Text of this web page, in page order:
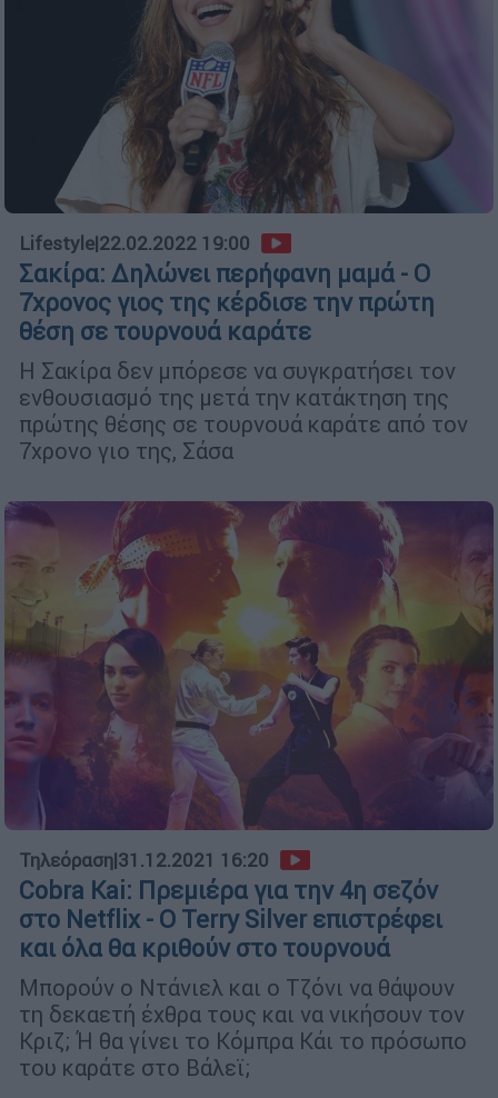
Lifestyle|22.02.2022 19:00
Σακίρα: Δηλώνει περήφανη μαμά - Ο
7χρονος γιος της κέρδισε την πρώτη
θέση σε τουρνουά καράτε
Η Σακίρα δεν μπόρεσε να συγκρατήσει τον
ενθουσιασμό της μετά την κατάκτηση της
πρώτης θέσης σε τουρνουά καράτε από τον
7χρονο γιο της, Σάσα
Τηλεόραση|31.12.2021 16:20
Cobra Kai: Πρεμιέρα για την 4η σεζόν
στο Netflix - Ο Terry Silver επιστρέφει
και όλα θα κριθούν στο τουρνουά
Μπορούν ο Ντάνιελ και ο Τζόνι να θάψουν
τη δεκαετή έχθρα τους και να νικήσουν τον
Κριζ; Ή θα γίνει το Κόμπρα Κάι το πρόσωπο
του καράτε στο Βάλεϊ;